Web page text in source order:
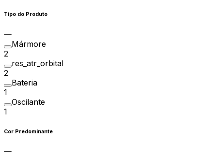
Tipo do Produto
Mármore
2
res_atr_orbital
2
Bateria
1
Oscilante
1
Cor Predominante